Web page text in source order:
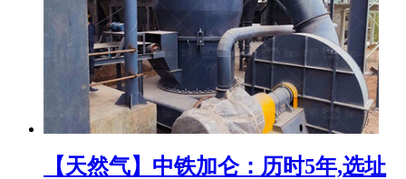
【天然气】中铁加仑：历时5年,选址